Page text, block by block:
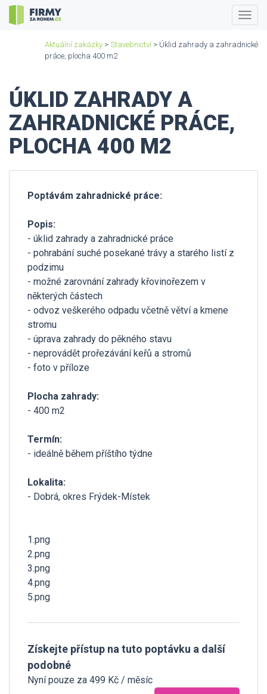
Aktuální zakázky > Stavebnictví > Úklid zahrady a zahradnické
práce, plocha 400 m2
ÚKLID ZAHRADY A
ZAHRADNICKÉ PRÁCE,
PLOCHA 400 M2
Poptávám zahradnické práce:
Popis:
- úklid zahrady a zahradnické práce
- pohrabání suché posekané trávy a starého listí z
podzimu
- možné zarovnání zahrady křovinořezem v
některých částech
- odvoz veškerého odpadu včetně větví a kmene
stromu
- úprava zahrady do pěkného stavu
- neprovádět prořezávání keřů a stromů
- foto v příloze
Plocha zahrady:
- 400 m2
Termín:
- ideálně během příštího týdne
Lokalita:
- Dobrá, okres Frýdek-Místek
1.png
2.png
3.png
4.png
5.png
Získejte přístup na tuto poptávku a další
podobné
Nyní pouze za 499 Kč / měsíc